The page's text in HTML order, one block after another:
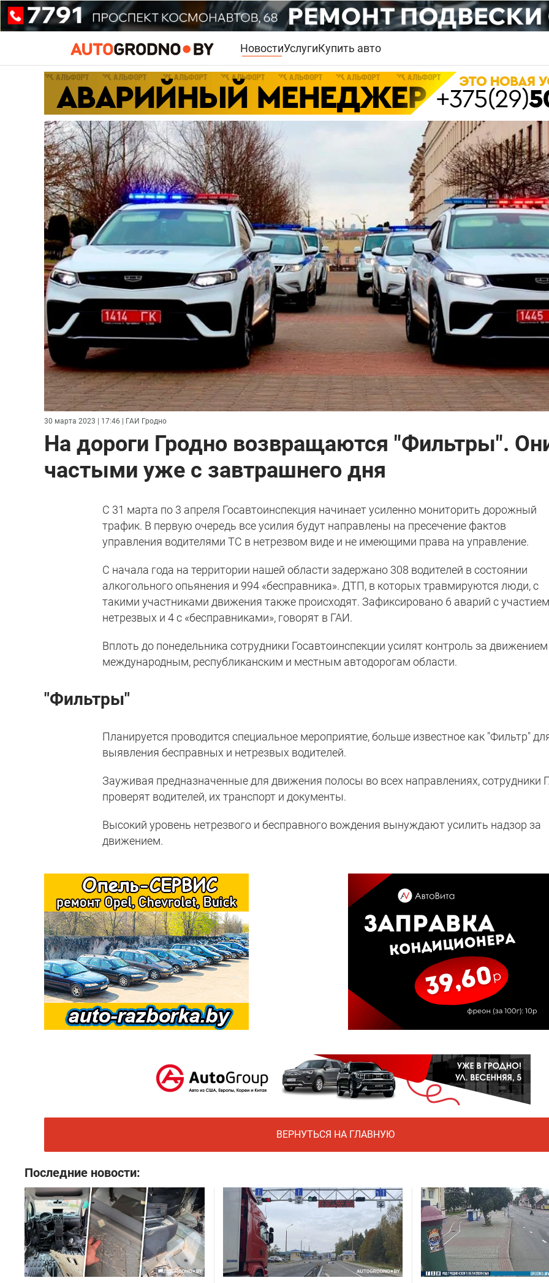
НовостиУслугиКупить авто
30 марта 2023 | 17:46 | ГАИ Гродно
На дороги Гродно возвращаются "Фильтры".
частыми уже с завтрашнего дня
С 31 марта по 3 апреля Госавтоинспекция начинает усиленно мониторить дорожный
трафик. В первую очередь все усилия будут направлены на пресечение фактов
управления водителями ТС в нетрезвом виде и не имеющими права на управление.
С начала года на территории нашей области задержано 308 водителей в состоянии
алкогольного опьянения и 994 «бесправника». ДТП, в которых травмируются люди, с
такими участниками движения также происходят. Зафиксировано 6 аварий с участием
нетрезвых и 4 с «бесправниками», говорят в ГАИ.
Вплоть до понедельника сотрудники Госавтоинспекции усилят контроль за
международным, республиканским и местным автодорогам области.
"Фильтры"
Планируется проводится специальное мероприятие, больше известное как "Фильтр"
выявления бесправных и нетрезвых водителей.
Зауживая предназначенные для движения полосы во всех направлениях, сотрудники
проверят водителей, их транспорт и документы.
Высокий уровень нетрезвого и бесправного вождения вынуждают усилить надзор за
движением.
ВЕРНУТЬСЯ НА ГЛАВНУЮ
Последние новости: